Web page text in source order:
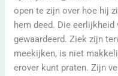
open te zijn over hoe hij
hem deed. Die
gewaardeerd. Ziek zijn
meekijken, is niet
erover kunt praten. Zijn